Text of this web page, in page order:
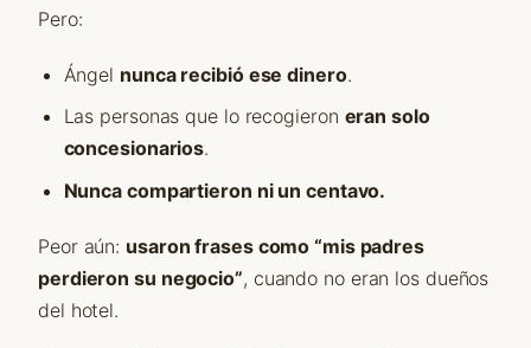
Pero:
Ángel nunca recibió ese dinero.
Las personas que lo recogieron eran solo
concesionarios.
Nunca compartieron ni un centavo.
Peor aún: usaron frases como “mis padres
perdieron su negocio”, cuando no eran los dueños
del hotel.